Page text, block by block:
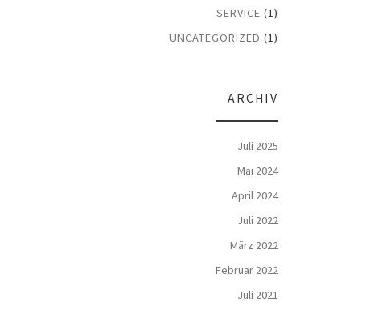
SERVICE (1)
UNCATEGORIZED (1)
ARCHIV
Juli 2025
Mai 2024
April 2024
Juli 2022
März 2022
Februar 2022
Juli 2021